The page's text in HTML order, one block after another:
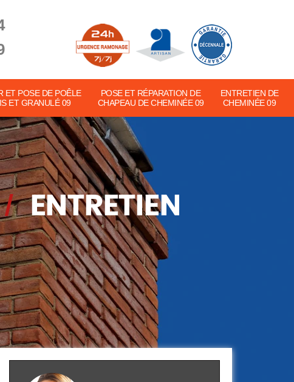
ET POSE DE POÊLE
ET GRANULÉ 09
POSE ET RÉPARATION DE
CHAPEAU DE CHEMINÉE 09
ENTRETIEN DE
CHEMINÉE 09